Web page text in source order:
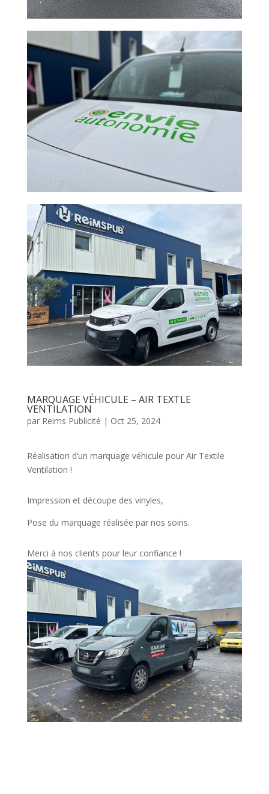
MARQUAGE VÉHICULE – AIR TEXTLE
VENTILATION
par Reims Publicité | Oct 25, 2024
Réalisation d’un marquage véhicule pour Air Textile
Ventilation !
Impression et découpe des vinyles,
Pose du marquage réalisée par nos soins.
Merci à nos clients pour leur confiance !